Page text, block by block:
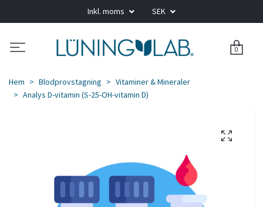
Inkl. moms SEK
0
Hem Blodprovstagning
Vitaminer & Mineraler
Analys D-vitamin (S-25-OH-vitamin D)